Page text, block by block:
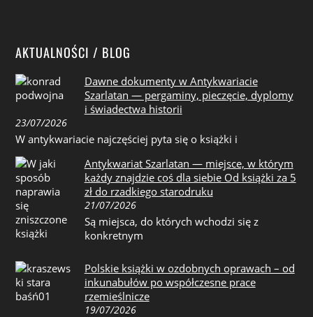
AKTUALNOŚCI / BLOG
Dawne dokumenty w Antykwariacie
Szarlatan — pergaminy, pieczęcie, dyplomy
i świadectwa historii
23/07/2026
W antykwariacie najczęściej pyta się o książki i
Antykwariat Szarlatan — miejsce, w którym
każdy znajdzie coś dla siebie Od książki za 5
zł do rzadkiego starodruku
21/07/2026
Są miejsca, do których wchodzi się z
konkretnym
Polskie książki w ozdobnych oprawach – od
inkunabułów po współczesne prace
rzemieślnicze
19/07/2026